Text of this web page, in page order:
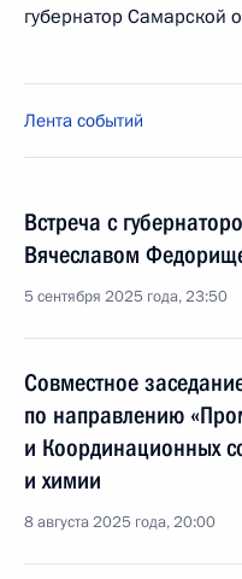
губернатор Самарской
Лента событий
Встреча с
Вячеславом
5 сентября 2025 года, 23:50
Совместное
по направлению
и Координационных
и химии
8 августа 2025 года, 20:00